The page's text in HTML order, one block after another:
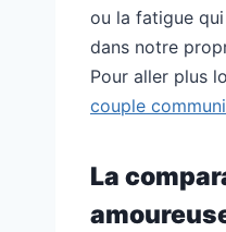
ou la fatigue
dans notre
Pour aller plus
couple
La